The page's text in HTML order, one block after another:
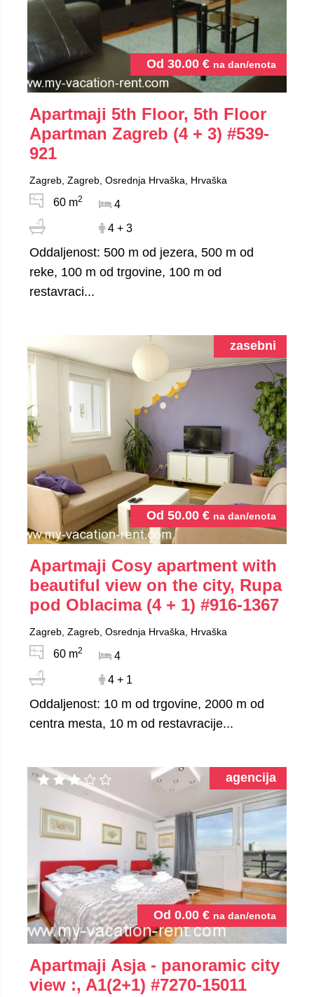
Od 30.00 € na dan/enota
Apartmaji 5th Floor, 5th Floor
Apartman Zagreb (4 + 3) #539-
921
Zagreb, Zagreb, Osrednja Hrvaška, Hrvaška
60 m2
4
4 + 3
Oddaljenost: 500 m od jezera, 500 m od
reke, 100 m od trgovine, 100 m od
restavraci...
Od 50.00 € na dan/enota
zasebni
Apartmaji Cosy apartment with
beautiful view on the city, Rupa
pod Oblacima (4 + 1) #916-1367
Zagreb, Zagreb, Osrednja Hrvaška, Hrvaška
60 m2
4
4 + 1
Oddaljenost: 10 m od trgovine, 2000 m od
centra mesta, 10 m od restavracije...
Od 0.00 € na dan/enota
agencija
Apartmaji Asja - panoramic city
view :, A1(2+1) #7270-15011